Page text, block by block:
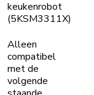
keukenrobot
(5KSM3311X)
Alleen
compatibel
met de
volgende